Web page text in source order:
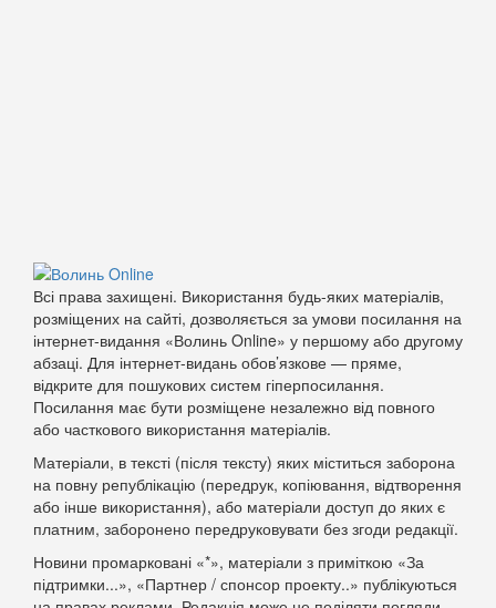
Всі права захищені. Використання будь-яких матеріалів,
розміщених на сайті, дозволяється за умови посилання на
інтернет-видання «Волинь Online» у першому або другому
абзаці. Для інтернет-видань обов’язкове — пряме,
відкрите для пошукових систем гіперпосилання.
Посилання має бути розміщене незалежно від повного
або часткового використання матеріалів.
Матеріали, в тексті (після тексту) яких міститься заборона
на повну републікацію (передрук, копіювання, відтворення
або інше використання), або матеріали доступ до яких є
платним, заборонено передруковувати без згоди редакції.
Новини промарковані «*», матеріали з приміткою «За
підтримки...», «Партнер / спонсор проекту..» публікуються